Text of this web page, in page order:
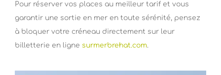
Pour réserver vos places au meilleur tarif et vous
garantir une sortie en mer en toute sérénité, pensez
à bloquer votre créneau directement sur leur
billetterie en ligne surmerbrehat.com.